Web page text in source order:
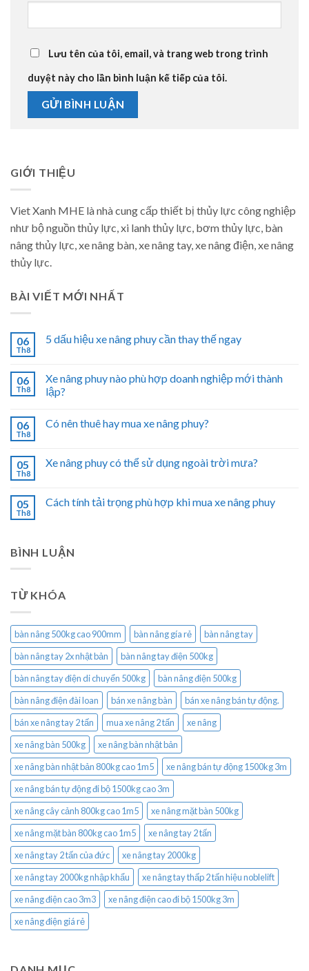
Lưu tên của tôi, email, và trang web trong trình
duyệt này cho lần bình luận kế tiếp của tôi.
GIỚI THIỆU
Viet Xanh MHE là nhà cung cấp thiết bị thủy lực công nghiệp
như bộ nguồn thủy lực, xi lanh thủy lực, bơm thủy lực, bàn
nâng thủy lực, xe nâng bàn, xe nâng tay, xe nâng điện, xe nâng
thủy lực.
BÀI VIẾT MỚI NHẤT
06
Th8
5 dấu hiệu xe nâng phuy cần thay thế ngay
06
Th8
Xe nâng phuy nào phù hợp doanh nghiệp mới thành
lập?
06
Th8
Có nên thuê hay mua xe nâng phuy?
05
Th8
Xe nâng phuy có thể sử dụng ngoài trời mưa?
05
Th8
Cách tính tải trọng phù hợp khi mua xe nâng phuy
BÌNH LUẬN
TỪ KHÓA
bàn nâng 500kg cao 900mm bàn nâng gía rẻ
bàn nâng tay
bàn nâng tay 2x nhật bản
bàn nâng tay điện 500kg
bàn nâng tay điện di chuyển 500kg
bàn nâng điện 500kg
bàn nâng điện đài loan
bán xe nâng bàn
bán xe nâng bán tự động.
bán xe nâng tay 2 tấn
mua xe nâng 2 tấn
xe nâng
xe nâng bàn 500kg
xe nâng bàn nhật bản
xe nâng bàn nhật bản 800kg cao 1m5
xe nâng bán tự động 1500kg 3m
xe nâng bán tự động đi bộ 1500kg cao 3m
xe nâng cây cảnh 800kg cao 1m5
xe nâng mặt bàn 500kg
xe nâng mặt bàn 800kg cao 1m5
xe nâng tay 2 tấn
xe nâng tay 2 tấn của đức
xe nâng tay 2000kg
xe nâng tay 2000kg nhập khẩu
xe nâng tay thấp 2 tấn hiệu noblelift
xe nâng điện cao 3m3
xe nâng điện cao đi bộ 1500kg 3m
xe nâng điện giá rẻ